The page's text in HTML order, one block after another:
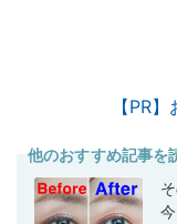
【PR
他のおすすめ記事を